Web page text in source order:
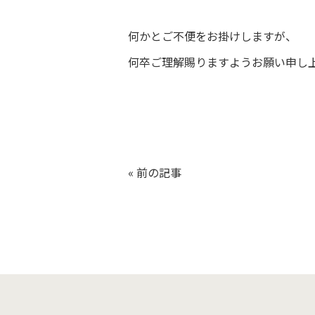
何かとご不便をお掛けしますが、
何卒ご理解賜りますようお願い申し
« 前の記事